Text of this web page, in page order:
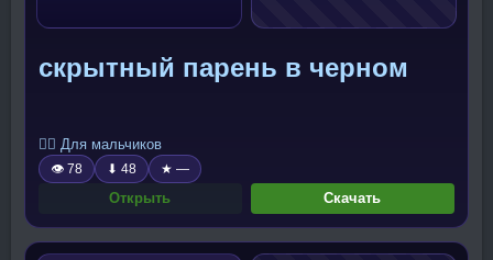
скрытный парень в черном
🧍‍♂️ Для мальчиков
👁 78 ⬇ 48 ★ —
Открыть Скачать